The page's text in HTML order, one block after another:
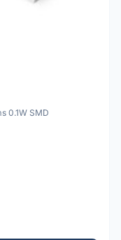
0.1W SMD